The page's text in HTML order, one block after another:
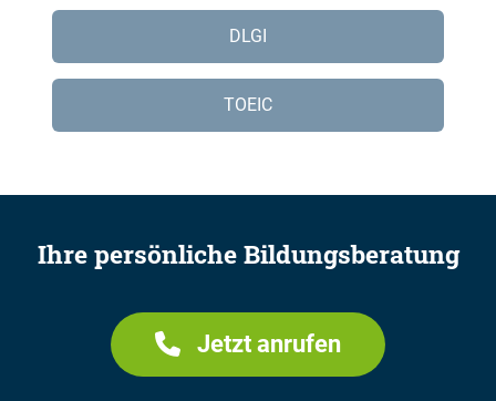
DLGI
TOEIC
Ihre persönliche Bildungsberatung
Jetzt anrufen